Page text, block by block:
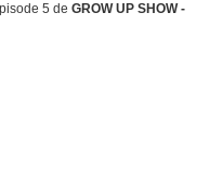
5 deGROW UP SHOW -